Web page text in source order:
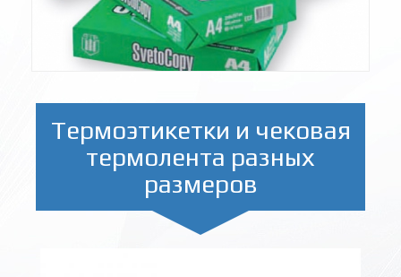
Термоэтикетки и чековая
термолента разных
размеров